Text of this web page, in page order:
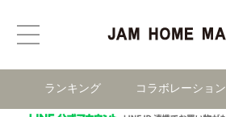
ランキング コラボレーション